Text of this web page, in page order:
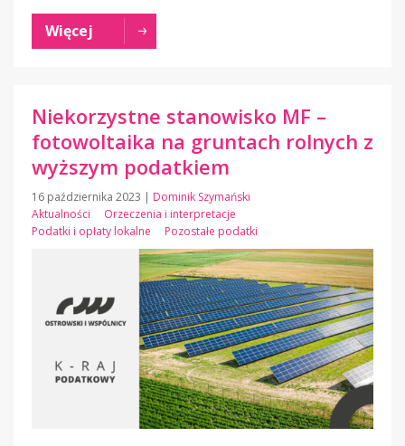
Więcej
Niekorzystne stanowisko MF –
fotowoltaika na gruntach rolnych z
wyższym podatkiem
16 października 2023 | Dominik Szymański
Aktualności
Orzeczenia i interpretacje
Podatki i opłaty lokalne
Pozostałe podatki